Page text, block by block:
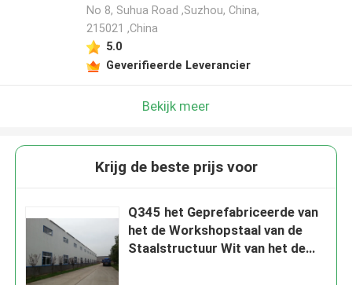
No 8, Suhua Road ,Suzhou, China,
215021 ,China
5.0
Geverifieerde Leverancier
Bekijk meer
Krijg de beste prijs voor
Q345 het Geprefabriceerde van
het de Workshopstaal van de
Staalstructuur Wit van het de